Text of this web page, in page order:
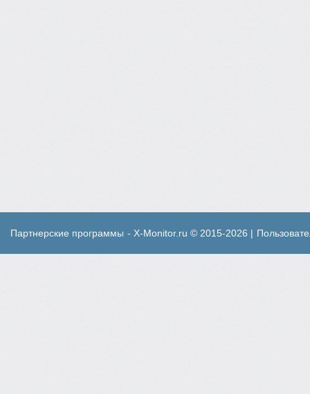
Партнерские программы - X-Monitor.ru © 2015-2026 |